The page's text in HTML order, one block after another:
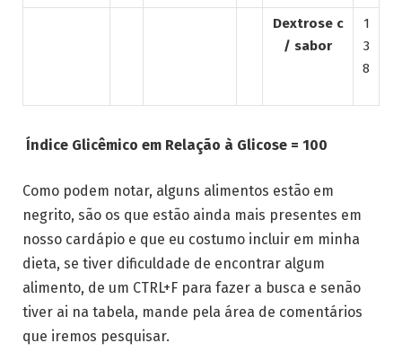
Dextrose c
/ sabor
1
3
8
Índice Glicêmico em Relação à Glicose = 100
Como podem notar, alguns alimentos estão em
negrito, são os que estão ainda mais presentes em
nosso cardápio e que eu costumo incluir em minha
dieta, se tiver dificuldade de encontrar algum
alimento, de um CTRL+F para fazer a busca e senão
tiver ai na tabela, mande pela área de comentários
que iremos pesquisar.